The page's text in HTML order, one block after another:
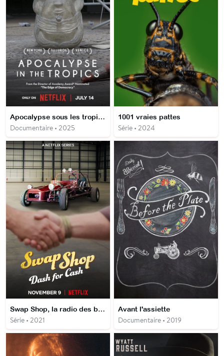
Apocalypse sous les tropiques
Documentaire • 2025
1001 vraies pattes
Série • 2024
Swap Shop, la radio des bonnes affaires
Série • 2021
Avant l'assiette
Documentaire • 2019